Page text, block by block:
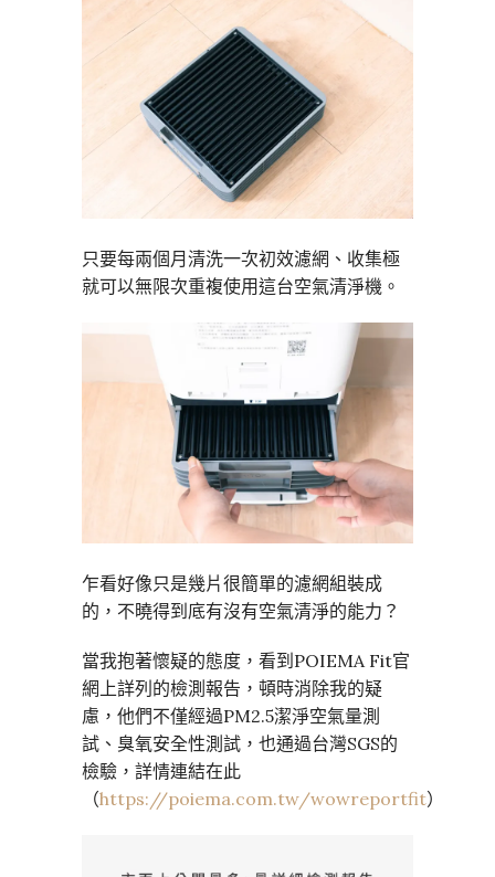
只要每兩個月清洗一次初效濾網、收集極
就可以無限次重複使用這台空氣清淨機。
乍看好像只是幾片很簡單的濾網組裝成
的，不曉得到底有沒有空氣清淨的能力？
當我抱著懷疑的態度，看到POIEMA Fit官
網上詳列的檢測報告，頓時消除我的疑
慮，他們不僅經過PM2.5潔淨空氣量測
試、臭氧安全性測試，也通過台灣SGS的
檢驗，詳情連結在此
（https://poiema.com.tw/wowreportfit）